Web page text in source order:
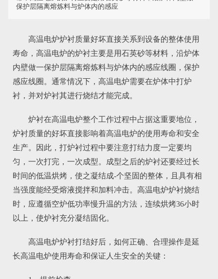
保护层隔离熔炼料与炉体内的感应
高温电炉炉衬质量好坏直接关系到设备的整体使用
寿命，高温电炉的炉衬主要是用石英砂等材料，沿炉体
内壁做一保护层隔离熔炼料与炉体内的感应线圈，保护
感应线圈。通常情况下，高温电炉需要在炉体中打炉
衬，并对炉衬其进行烧结才能完成。
炉衬在高温电炉整个工作过程中占据这重要地位，
炉衬质量的好坏直接影响着高温电炉的使用寿命和安全
生产。因此，打炉衬过程中要注意打结力度一定要均
匀，一次打完，一次成型。成型之后的炉衬还要经过长
时间的低温烘烤，使之凝结成-个坚固的整体，且具有相
当强度能经受熔液搅拌和加料冲击。高温电炉炉衬烧结
时，应遵循空炉低功率慢升温的方法，连续烘烤36小时
以上，使炉衬充分凝结固化。
高温电炉炉衬打结好后，如何正确、合理操作是延
长高温电炉使用寿命和保证人生安全的关键：